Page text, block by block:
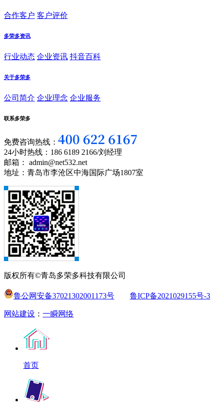
合作客户 客户评价
多荣多资讯
行业动态 企业资讯 抖音百科
关于多荣多
公司简介 企业理念 企业服务
联系多荣多
免费咨询热线：
24小时热线：186 6189 2166/刘经理
邮箱： admin@net532.net
地址：青岛市李沧区中海国际广场1807室
版权所有©青岛多荣多科技有限公司
鲁公网安备37021302001173号 鲁ICP备2021029155号-3
网站建设 ： 一瞬网络
首页